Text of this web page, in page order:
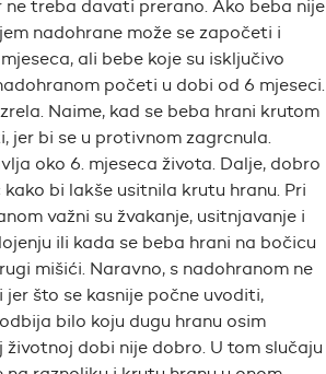
ne treba davati prerano. Ako beba nije
nadohrane može se započeti i
ali bebe koje su isključivo
početi u dobi od 6 mjeseci.
Naime, kad se beba hrani krutom
jer bi se u protivnom zagrcnula.
oko 6. mjeseca života. Dalje, dobro
bi lakše usitnila krutu hranu. Pri
važni su žvakanje, usitnjavanje i
ili kada se beba hrani na bočicu
mišići. Naravno, s nadohranom ne
što se kasnije počne uvoditi,
bilo koju dugu hranu osim
životnoj dobi nije dobro. U tom slučaju